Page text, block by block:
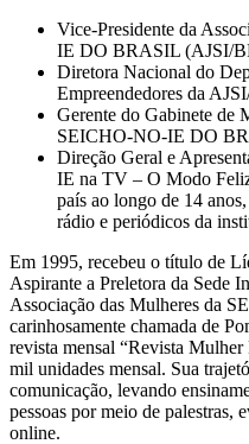
Vice-Presidente da
IE DO BRASIL (AJSI/
Diretora Nacional do
Empreendedores da
Gerente do Gabinete de
SEICHO-NO-IE DO
Direção Geral e
IE na TV – O Modo
país ao longo de 14
rádio e periódicos da
Em 1995, recebeu o título de
Aspirante a Preletora da Sede
Associação das Mulheres da
carinhosamente chamada de
revista mensal “Revista
mil unidades mensal. Sua
comunicação, levando
pessoas por meio de palestras,
online.